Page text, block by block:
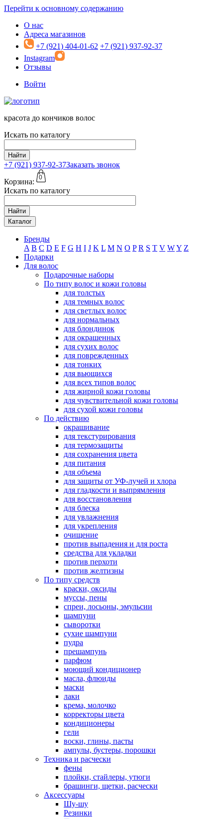
Перейти к основному содержанию
О нас
Адреса магазинов
+7 (921) 404-01-62 +7 (921) 937-92-37
Instagram
Отзывы
Войти
красота до кончиков волос
Искать по каталогу
Найти
+7 (921) 937-92-37Заказать звонок
Корзина:
0
Искать по каталогу
Найти
Каталог
Бренды
A B C D E F G H I J K L M N O P R S T V WY Z
Подарки
Для волос
Подарочные наборы
По типу волос и кожи головы
для толстых
для темных волос
для светлых волос
для нормальных
для блондинок
для окрашенных
для сухих волос
для поврежденных
для тонких
для вьющихся
для всех типов волос
для жирной кожи головы
для чувствительной кожи головы
для сухой кожи головы
По действию
окрашивание
для текстурирования
для термозащиты
для сохранения цвета
для питания
для объема
для защиты от УФ-лучей и хлора
для гладкости и выпрямления
для восстановления
для блеска
для увлажнения
для укрепления
очищение
против выпадения и для роста
средства для укладки
против перхоти
против желтизны
По типу средств
краски, оксиды
муссы, пены
спреи, лосьоны, эмульсии
шампуни
сыворотки
сухие шампуни
пудра
прешампунь
парфюм
моющий кондиционер
масла, флюиды
маски
лаки
крема, молочко
корректоры цвета
кондиционеры
гели
воски, глины, пасты
ампулы, бустеры, порошки
Техника и расчески
фены
плойки, стайлеры, утюги
брашинги, щетки, расчески
Аксессуары
Шу-шу
Резинки